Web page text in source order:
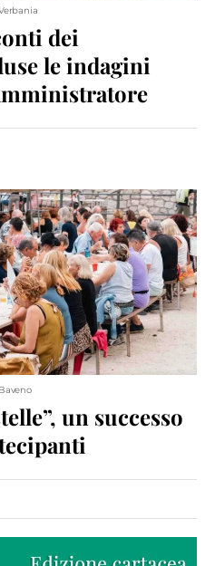
dei
le indagini
Baveno
un successo